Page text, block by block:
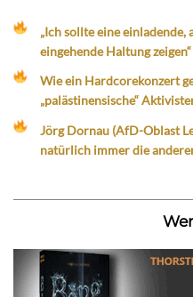
„Ich sollte eine
eingehende Haltung zeigen“
Wie ein Hardcorekonzert
„palästinensische“
Jörg Dornau (AfD-Oblast
natürlich immer die